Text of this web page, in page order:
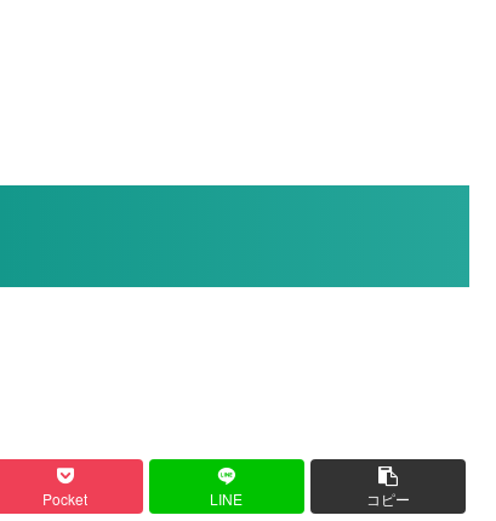
Pocket LINE コピー